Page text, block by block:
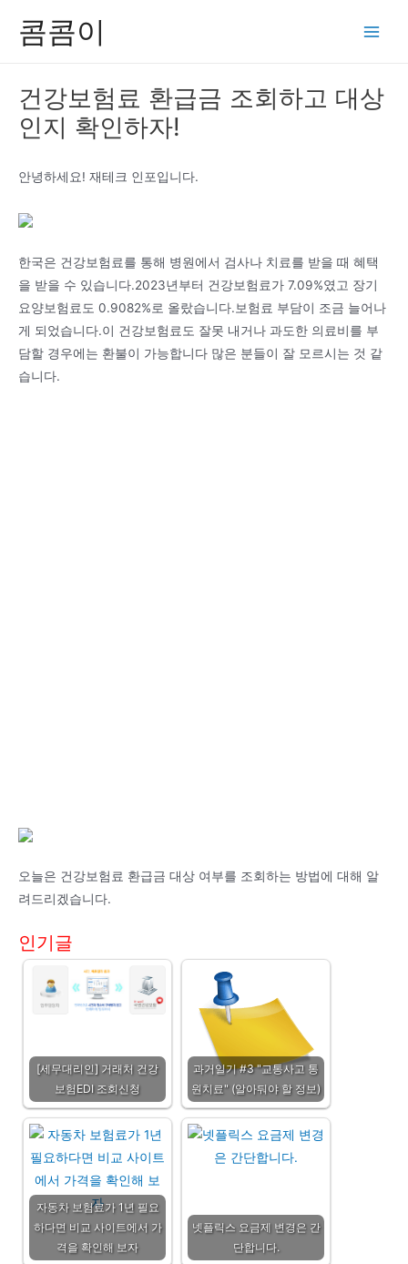
콤콤이
건강보험료 환급금 조회하고 대상
인지 확인하자!
안녕하세요! 재테크 인포입니다.
한국은 건강보험료를 통해 병원에서 검사나 치료를 받을 때 혜택
을 받을 수 있습니다.2023년부터 건강보험료가 7.09%였고 장기
요양보험료도 0.9082%로 올랐습니다.보험료 부담이 조금 늘어나
게 되었습니다.이 건강보험료도 잘못 내거나 과도한 의료비를 부
담할 경우에는 환불이 가능합니다 많은 분들이 잘 모르시는 것 같
습니다.
오늘은 건강보험료 환급금 대상 여부를 조회하는 방법에 대해 알
려드리겠습니다.
인기글
[세무대리인] 거래처 건강
보험EDI 조회신청
과거일기 #3 "교통사고 통
원치료" (알아둬야 할 정보)
자동차 보험료가 1년 필요
하다면 비교 사이트에서 가
격을 확인해 보자
넷플릭스 요금제 변경은 간
단합니다.